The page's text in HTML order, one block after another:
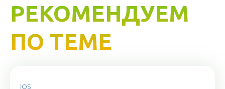
РЕКОМЕНДУЕМ
ПО ТЕМЕ
IOS